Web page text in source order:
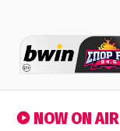
NOW ON AIR